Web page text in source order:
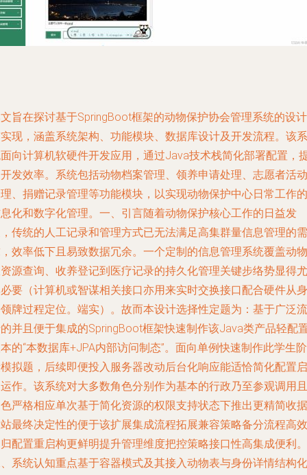
旨在探讨基于SpringBoot框架的动物保护协会管理系统的设计
现，涵盖系统架构、功能模块、数据库设计及开发流程。该系
向计算机软硬件开发应用，通过Java技术栈简化部署配置，
发效率。系统包括动物档案管理、领养申请处理、志愿者活动
、捐赠记录管理等功能模块，以实现动物保护中心日常工作的
化和数字化管理。一、引言随着动物保护核心工作的日益发
传统的人工记录和管理方式已无法满足高集群量信息管理的需
效率低下且易致数据冗余。一个定制的信息管理系统覆盖动物
源查询、收养登记到医疗记录的持久化管理关键步络势显得尤
要（计算机或智谋相关接口亦用来实时交换接口配合硬件从身
牌过程定位。端实）。故而本设计选择性定题为：基于广泛流
并且便于集成的SpringBoot框架快速制作该Java类产品轻配
的“本数据库+JPA内部访问制态”。面向单例快速制作此学生阶
拟题，后续即便投入服务器改动后台化响应能适恰简化配置启
作。该系统对大多数角色分别作为基本的行政乃至参观调用且
严格相应单次基于简化资源的权限支持状态下推出更精简收据
最终决定性的便于该扩展集成流程拓展兼容策略备分流程高效
配置重启构更鲜明提升管理维度把控策略接口性高集成便利。
系统认知重点基于容器模式及其接入动物表与身份详情结构化